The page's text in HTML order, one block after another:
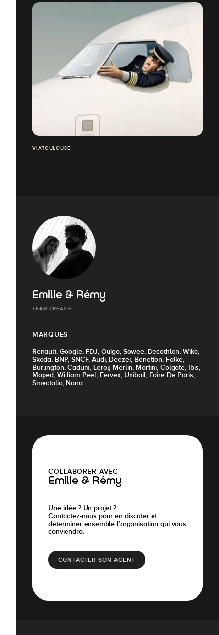
VIATOULOUSE
Emilie & Rémy
TEAM CRÉATIF
MARQUES
Renault, Google, FDJ, Ouigo, Sowee, Decathlon, Wiko,
Skoda, BNP, SNCF, Audi, Deezer, Benetton, Falke,
Burlington, Cadum, Leroy Merlin, Martini, Colgate, Ibis,
Maped, William Peel, Fervex, Unibail, Foire De Paris,
Smectalia, Nana...
COLLABORER AVEC
Emilie & Rémy
Une idée ? Un projet ?
Contactez-nous pour en discuter et
déterminer ensemble l’organisation qui vous
conviendra.
CONTACTER SON AGENT